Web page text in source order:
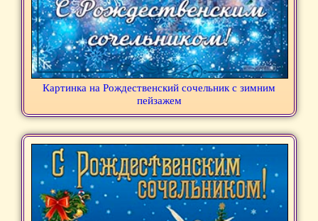
Картинка на Рождественский сочельник с зимним
пейзажем